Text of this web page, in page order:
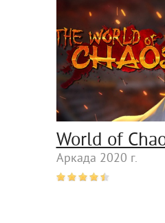
World of
Аркада 2020 г.